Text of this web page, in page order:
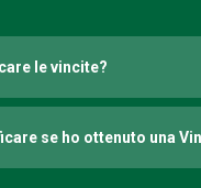
le vincite?
se ho ottenuto una